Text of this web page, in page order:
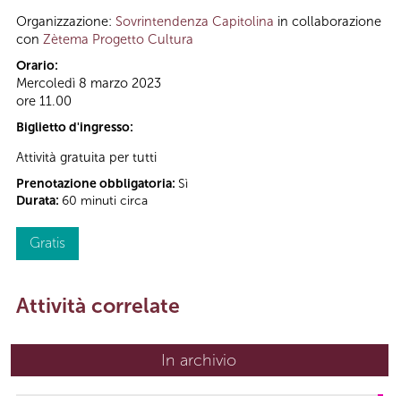
Organizzazione: Sovrintendenza Capitolina in collaborazione
con Zètema Progetto Cultura
Orario:
Mercoledì 8 marzo 2023
ore 11.00
Biglietto d'ingresso:
Attività gratuita per tutti
Prenotazione obbligatoria: Sì
Durata: 60 minuti circa
Gratis
Attività correlate
In archivio